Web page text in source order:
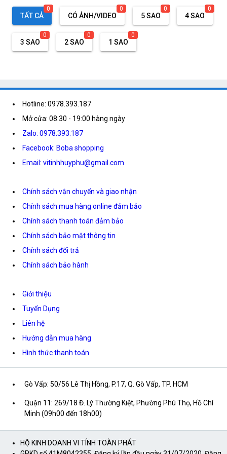
TẤT CẢ
0
CÓ ẢNH/VIDEO
0
5 SAO
0
4 SAO
0
3 SAO
0
2 SAO
0
1 SAO
0
Hotline: 0978.393.187
Mở cửa: 08:30 - 19:00 hàng ngày
Zalo: 0978.393.187
Facebook: Boba shopping
Email: vitinhhuyphu@gmail.com
Chính sách vận chuyển và giao nhận
Chính sách mua hàng online đảm bảo
Chính sách thanh toán đảm bảo
Chính sách bảo mật thông tin
Chính sách đổi trả
Chính sách bảo hành
Giới thiệu
Tuyển Dụng
Liên hệ
Hướng dẫn mua hàng
Hình thức thanh toán
Gò Vấp: 50/56 Lê Thị Hồng, P.17, Q. Gò Vấp, TP. HCM
Quận 11: 269/18 Đ. Lý Thường Kiệt, Phường Phú Thọ, Hồ Chí
Minh (09h00 đến 18h00)
HỘ KINH DOANH VI TÍNH TOÀN PHÁT